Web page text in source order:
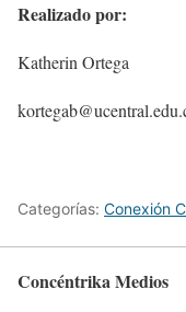
Realizado por:
Katherin Ortega
Categorías: Conexión
Concéntrika Medios